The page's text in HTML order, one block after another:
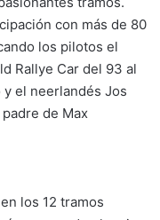
con más de 80
los pilotos el
Rallye Car del 93 al
el neerlandés Jos
de Max
los 12 tramos